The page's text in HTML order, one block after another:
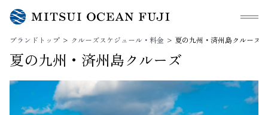
メニュ
ブランドトップ クルーズスケジュール・料金 夏の九州・済州島クルーズ
夏の九州・済州島クルーズ